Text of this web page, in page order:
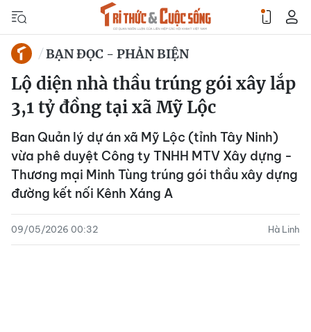
BẠN ĐỌC - PHẢN BIỆN
Lộ diện nhà thầu trúng gói xây lắp
3,1 tỷ đồng tại xã Mỹ Lộc
Ban Quản lý dự án xã Mỹ Lộc (tỉnh Tây Ninh)
vừa phê duyệt Công ty TNHH MTV Xây dựng -
Thương mại Minh Tùng trúng gói thầu xây dựng
đường kết nối Kênh Xáng A
09/05/2026 00:32 Hà Linh